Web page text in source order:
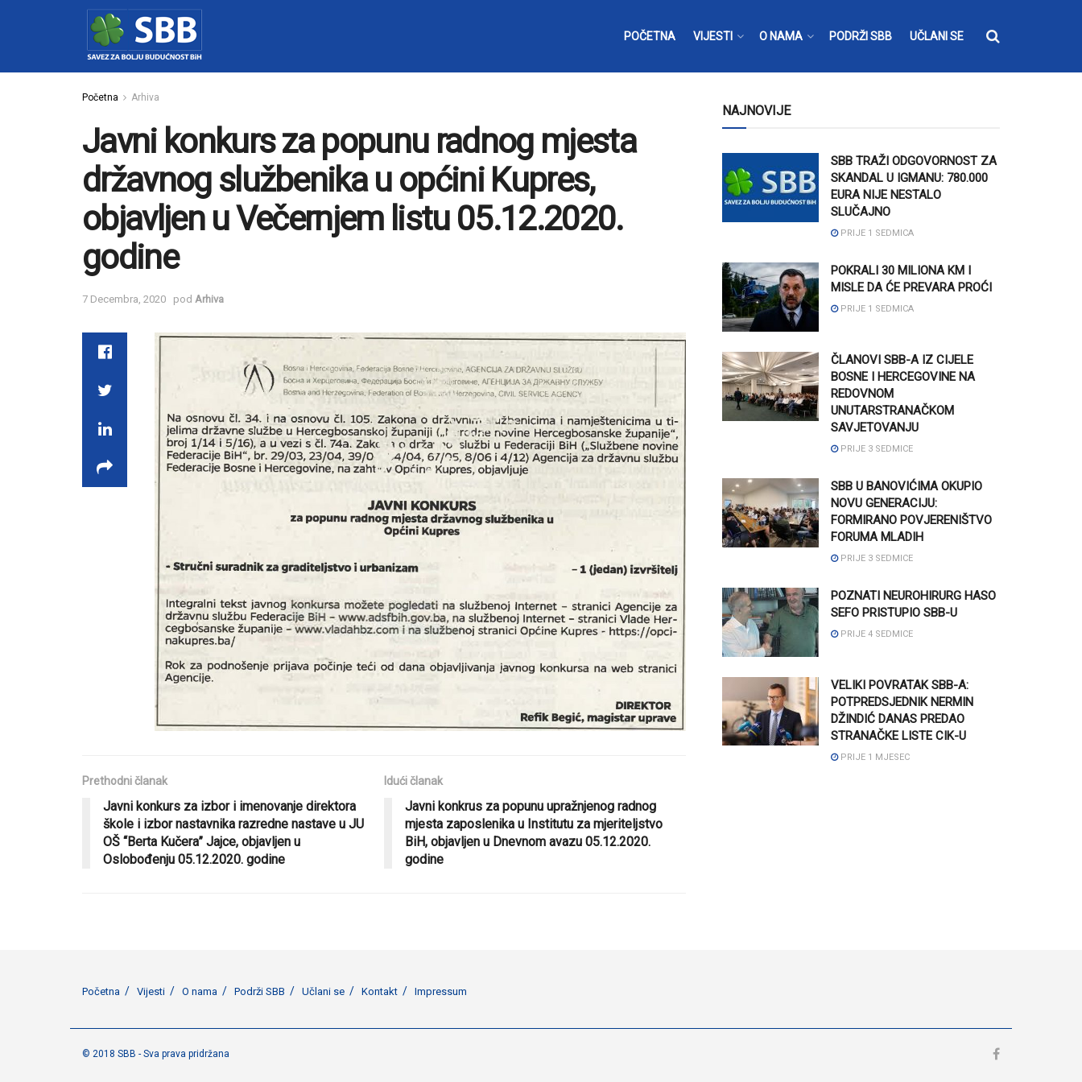
POČETNA VIJESTI O NAMA PODRŽI SBB UČLANI SE
Početna Arhiva
Javni konkurs za popunu radnog mjesta
državnog službenika u općini Kupres,
objavljen u Večernjem listu 05.12.2020.
godine
7 Decembra, 2020 pod Arhiva
Prethodni članak
Javni konkurs za izbor i imenovanje direktora
škole i izbor nastavnika razredne nastave u JU
OŠ “Berta Kučera” Jajce, objavljen u
Oslobođenju 05.12.2020. godine
Idući članak
Javni konkrus za popunu upražnjenog radnog
mjesta zaposlenika u Institutu za mjeriteljstvo
BiH, objavljen u Dnevnom avazu 05.12.2020.
godine
NAJNOVIJE
SBB TRAŽI ODGOVORNOST ZA
SKANDAL U IGMANU: 780.000
EURA NIJE NESTALO
SLUČAJNO
PRIJE 1 SEDMICA
POKRALI 30 MILIONA KM I
MISLE DA ĆE PREVARA PROĆI
PRIJE 1 SEDMICA
ČLANOVI SBB-A IZ CIJELE
BOSNE I HERCEGOVINE NA
REDOVNOM
UNUTARSTRANAČKOM
SAVJETOVANJU
PRIJE 3 SEDMICE
SBB U BANOVIĆIMA OKUPIO
NOVU GENERACIJU:
FORMIRANO POVJERENIŠTVO
FORUMA MLADIH
PRIJE 3 SEDMICE
POZNATI NEUROHIRURG HASO
SEFO PRISTUPIO SBB-U
PRIJE 4 SEDMICE
VELIKI POVRATAK SBB-A:
POTPREDSJEDNIK NERMIN
DŽINDIĆ DANAS PREDAO
STRANAČKE LISTE CIK-U
PRIJE 1 MJESEC
Početna Vijesti O nama Podrži SBB Učlani se Kontakt Impressum
© 2018 SBB - Sva prava pridržana